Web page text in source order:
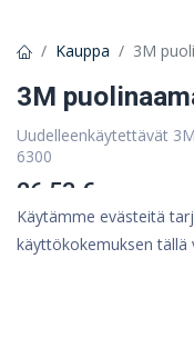
Kauppa 3M
3M
Uudelleenkäytettävät
6300
26,53 €
21,14 € (ALV 0%)
Käytämme evästeitä
käyttökokemuksen tällä